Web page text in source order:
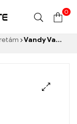
0
Vandy Vape Superfine MTL Fused Clapton Prebuilt Spule Ni80 1,24 ohm 10ks/Pack E-Zigaretten Großhandel丨Vlastní